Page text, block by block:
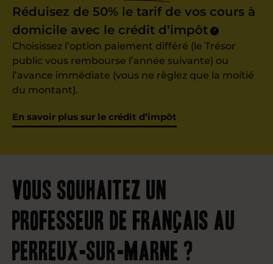
Réduisez de 50% le tarif de vos cours à
domicile avec le crédit d’impôt
?
Choisissez l’option paiement différé (le Trésor
public vous rembourse l’année suivante) ou
l’avance immédiate (vous ne règlez que la moitié
du montant).
En savoir plus sur le crédit d’impôt
Vous souhaitez un
professeur de français au
Perreux-sur-Marne ?